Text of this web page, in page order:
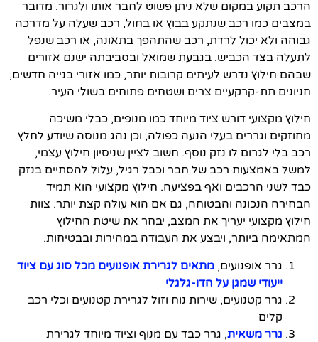
הרכב תקוע במקום שלא ניתן פשוט לחבר אותו ולגרור. מדובר
במצבים כמו רכב שנתקע בבוץ או בחול, רכב שעלה על מדרכה
גבוהה ולא יכול לרדת, רכב שהתהפך בתאונה, או רכב שנפל
לתעלה בצד הכביש. בגבעת שמואל ובסביבתה ישנם אזורים
שבהם חילוץ נדרש לעיתים קרובות יותר, כמו אזורי בנייה חדשים,
חניונים תת-קרקעיים צרים ושטחים פתוחים בשולי העיר.
חילוץ מקצועי דורש ציוד מיוחד כמו מנופים, כבלי משיכה
מחוזקים וגררים בעלי הנעה כפולה, וכן נהג מנוסה שיודע לחלץ
רכב בלי לגרום לו נזק נוסף. חשוב לציין שניסיון חילוץ עצמי,
למשל באמצעות רכב של חבר וכבל רגיל, עלול להסתיים בנזק
כבד לשני הרכבים ואף בפציעה. חילוץ מקצועי הוא תמיד
הבחירה הנכונה והבטוחה, גם אם הוא עולה קצת יותר. צוות
חילוץ מקצועי יעריך את המצב, יבחר את שיטת החילוץ
המתאימה ביותר, ויבצע את העבודה במהירות ובבטיחות.
גרר אופנועים, מתאים לגרירת אופנועים מכל סוג עם ציוד
ייעודי שמגן על הדו-גלגלי
גרר קטנועים, שירות נוח וזול לגרירת קטנועים וכלי רכב
קלים
גרר משאית, גרר כבד עם מנוף וציוד מיוחד לגרירת